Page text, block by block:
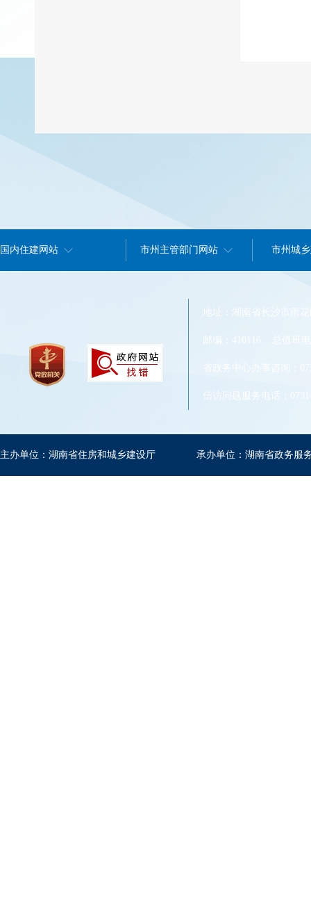
国内住建网站 市州主管部门网站 市州城
地址：湖南省长沙市雨
邮编：410116 总值班
省政务中心办事咨询：
信访问题服务电话：
主办单位：湖南省住房和城乡建设厅 承办单位：湖南省政务